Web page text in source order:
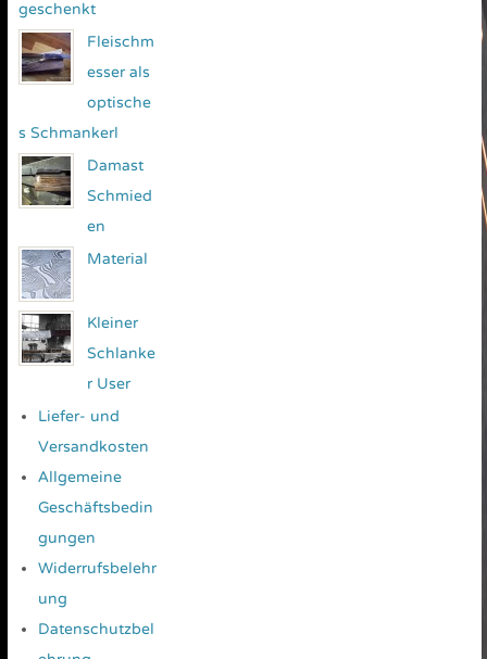
geschenkt
Fleischm
esser als
optische
s Schmankerl
Damast
Schmied
en
Material
Kleiner
Schlanke
r User
Liefer- und
Versandkosten
Allgemeine
Geschäftsbedin
gungen
Widerrufsbelehr
ung
Datenschutzbel